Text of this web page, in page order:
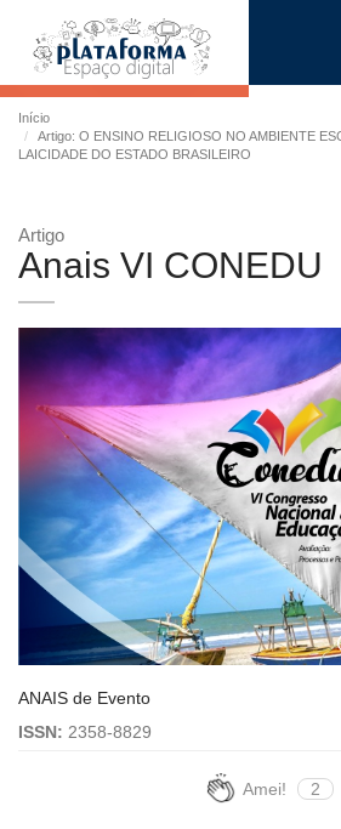
Início
Artigo: O ENSINO RELIGIOSO NO AMBIENTE
LAICIDADE DO ESTADO BRASILEIRO
Artigo
Anais VI CONEDU
ANAIS de Evento
ISSN: 2358-8829
Amei! 2